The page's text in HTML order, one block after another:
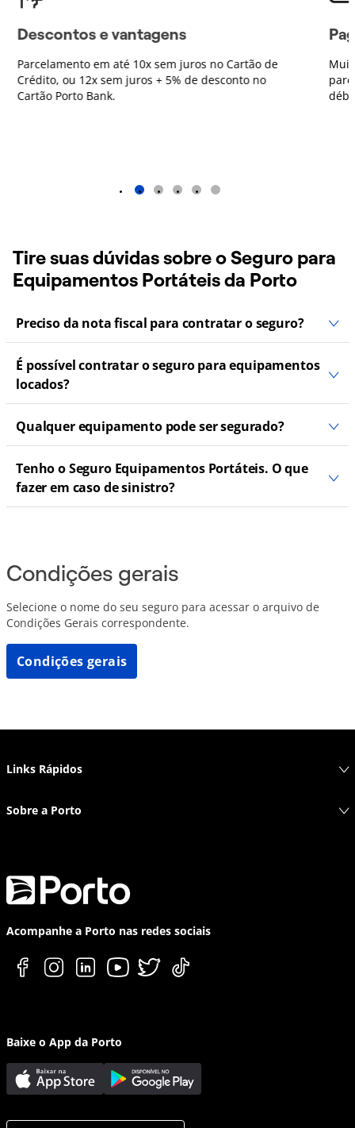
Descontos e vantagens
Parcelamento em até 10x sem juros no Cartão de
Crédito, ou 12x sem juros + 5% de desconto no
Cartão Porto Bank.
1 2 3 4 5
Tire suas dúvidas sobre o Seguro para
Equipamentos Portáteis da Porto
Preciso da nota fiscal para contratar o seguro?
É possível contratar o seguro para equipamentos
locados?
Qualquer equipamento pode ser segurado?
Tenho o Seguro Equipamentos Portáteis. O que
fazer em caso de sinistro?
Condições gerais
Selecione o nome do seu seguro para acessar o arquivo de
Condições Gerais correspondente.
Condições gerais
Links Rápidos
Sobre a Porto
Acompanhe a Porto nas redes sociais
Baixe o App da Porto